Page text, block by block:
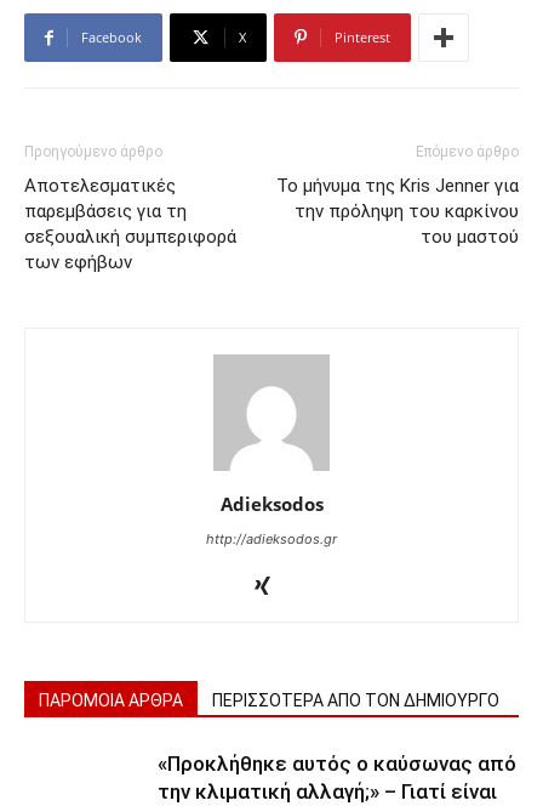
Facebook X Pinterest
Προηγούμενο άρθρο
Αποτελεσματικές
παρεμβάσεις για τη
σεξουαλική συμπεριφορά
των εφήβων
Επόμενο άρθρο
Το μήνυμα της Kris Jenner για
την πρόληψη του καρκίνου
του μαστού
Adieksodos
http://adieksodos.gr
ΠΑΡΟΜΟΙΑ ΑΡΘΡΑ ΠΕΡΙΣΣΟΤΕΡΑ ΑΠΟ ΤΟΝ ΔΗΜΙΟΥΡΓΟ
«Προκλήθηκε αυτός ο καύσωνας από
την κλιματική αλλαγή;» – Γιατί είναι